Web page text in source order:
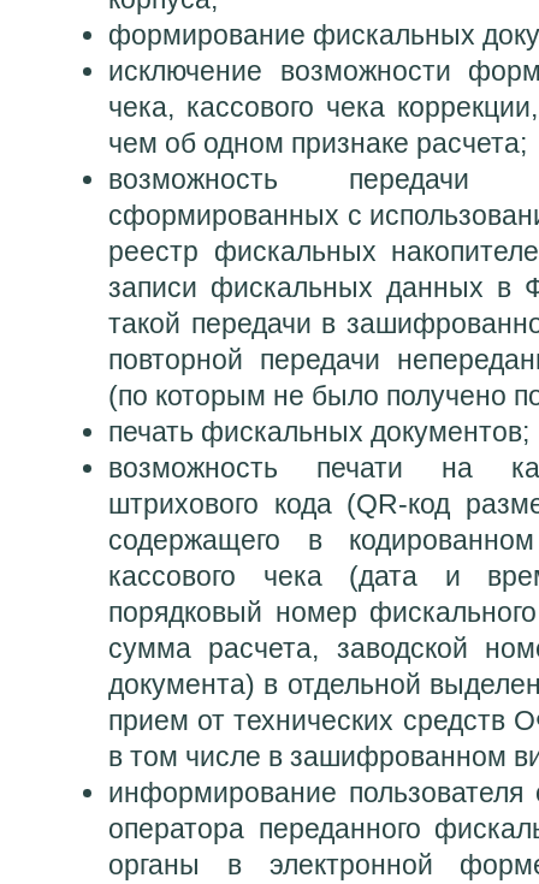
формирование фискальных
исключение возможности
чека, кассового чека
чем об одном признаке расчета;
возможность передачи
сформированных с
реестр фискальных
записи фискальных данных в
такой передачи в
повторной передачи
(по которым не было получено
печать фискальных документов;
возможность печати на
штрихового кода (QR-код
содержащего в
кассового чека (дата и
порядковый номер
сумма расчета, заводской
документа) в отдельной
прием от технических средств
в том числе в зашифрованном
информирование пользователя
оператора переданного
органы в электронной